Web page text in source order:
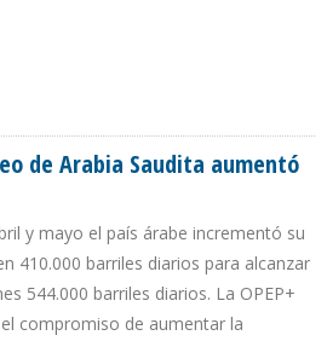
de Arabia Saudita aumentó
y mayo el país árabe incrementó su
410.000 barriles diarios para alcanzar
544.000 barriles diarios. La OPEP+
compromiso de aumentar la